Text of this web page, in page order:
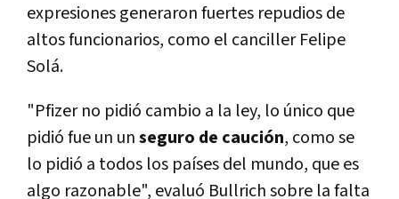
expresiones generaron fuertes repudios de
altos funcionarios, como el canciller Felipe
Solá.
"Pfizer no pidió cambio a la ley, lo único que
pidió fue un unseguro de caución, como se
lo pidió a todos los países del mundo, que es
algo razonable", evaluó Bullrich sobre la falta